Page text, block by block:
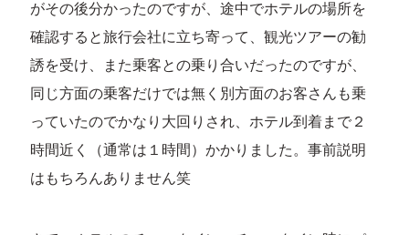
がその後分かったのですが、途中でホテルの場所を
確認すると旅行会社に立ち寄って、観光ツアーの勧
誘を受け、また乗客との乗り合いだったのですが、
同じ方面の乗客だけでは無く別方面のお客さんも乗
っていたのでかなり大回りされ、ホテル到着まで２
時間近く（通常は１時間）かかりました。事前説明
はもちろんありません笑